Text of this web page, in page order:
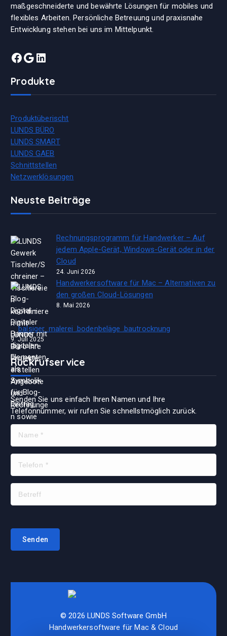
maßgeschneiderte und bewährte Lösungen für mobiles und
flexibles Arbeiten. Persönliche Betreuung und praxisnahe
Entwicklung stehen bei uns im Mittelpunkt.
Facebook Google LinkedIn
Produkte
Produktüberischt
LUNDS BÜRO
LUNDS SMART
LUNDS GAEB
Schnittstellen
Netzwerklösungen
Neuste Beiträge
Rechnungsprogramm für Handwerker – Auf
jedem Apple-Gerät, Windows-Gerät oder in der
Cloud
24. Juni 2026
Handwerkersoftware für Mac – Alternativen zu
den großen Cloud-Lösungen
8. Mai 2026
balsiger .malerei .bodenbeläge .bautrocknung
9. Juli 2025
Rückrufservice
Senden Sie uns einfach Ihren Namen und Ihre
Telefonnummer, wir rufen Sie schnellstmöglich zurück.
© 2026 LUNDS Software GmbH
Handwerkersoftware für Mac & Cloud